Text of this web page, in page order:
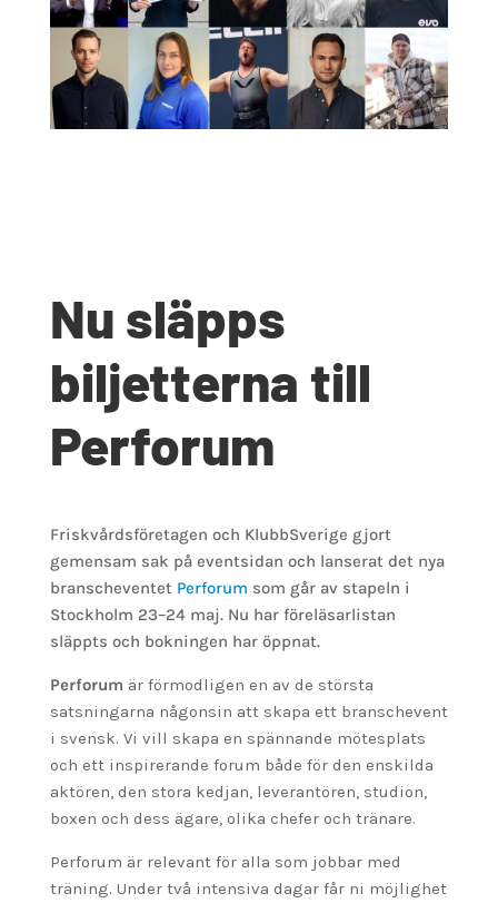
Nu släpps
biljetterna till
Perforum
Friskvårdsföretagen och KlubbSverige gjort
gemensam sak på eventsidan och lanserat det nya
branscheventet Perforum som går av stapeln i
Stockholm 23–24 maj. Nu har föreläsarlistan
släppts och bokningen har öppnat.
Perforum är förmodligen en av de största
satsningarna någonsin att skapa ett branschevent
i svensk. Vi vill skapa en spännande mötesplats
och ett inspirerande forum både för den enskilda
aktören, den stora kedjan, leverantören, studion,
boxen och dess ägare, olika chefer och tränare.
Perforum är relevant för alla som jobbar med
träning. Under två intensiva dagar får ni möjlighet